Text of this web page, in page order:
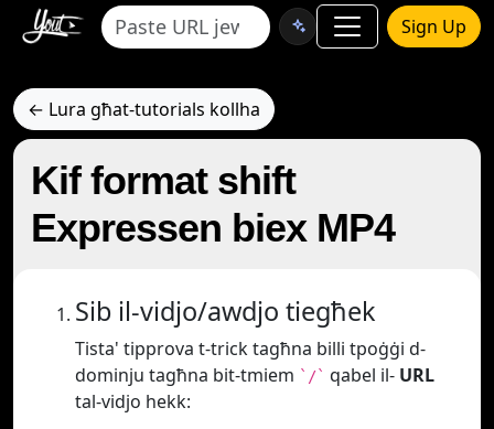
Sign Up
← Lura għat-tutorials kollha
Kif format shift
Expressen biex MP4
Sib il-vidjo/awdjo tiegħek
Tista' tipprova t-trick tagħna billi tpoġġi d-
dominju tagħna bit-tmiem `/` qabel il- URL
tal-vidjo hekk: